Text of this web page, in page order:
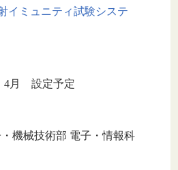
イミュニティ試験システ
4月 設定予定
機械技術部 電子・情報科